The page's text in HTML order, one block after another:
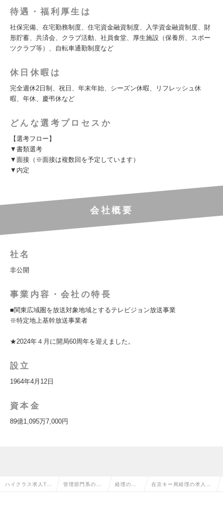
待遇・福利厚生は
社保完備、在宅勤務制度、住宅資金融資制度、入学資金融資制度、財
形貯蓄、共済会、クラブ活動、社員食堂、厚生施設（保養所、スポー
ツクラブ等）、自転車通勤制度など
休日休暇は
完全週休2日制、祝日、年末年始、シーズン休暇、リフレッシュ休
暇、年休、慶弔休など
どんな選考プロセスか
【選考フロー】
▼書類選考
▼面接（※面接は複数回を予定しています）
▼内定
会社概要
社名
非公開
事業内容・会社の特長
■関東広域圏を放送対象地域とするテレビジョン放送事業
※特定地上基幹放送事業者
★2024年４月に開局60周年を迎えました。
設立
1964年4月12日
資本金
89億1,095万7,000円
ハイクラス求人TO 管理部門系の転 経理の転 在京キー局経理の求人情